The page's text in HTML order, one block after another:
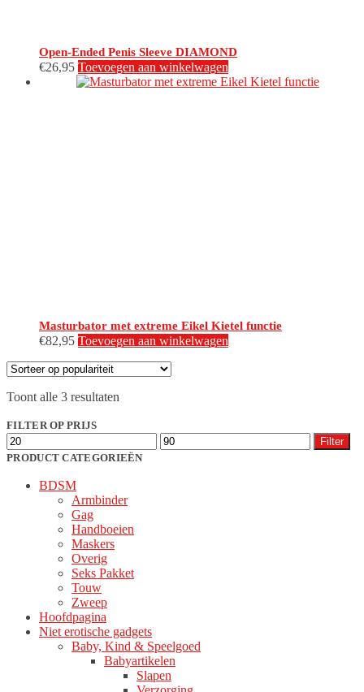
Open-Ended Penis Sleeve DIAMOND
€26,95 Toevoegen aan winkelwagen
Masturbator met extreme Eikel Kietel functie
€82,95 Toevoegen aan winkelwagen
Toont alle 3 resultaten
FILTER OP PRIJS
Min.
prijs
Max.
prijs
Filter
PRODUCT CATEGORIEËN
BDSM
Armbinder
Gag
Handboeien
Maskers
Overig
Seks Pakket
Touw
Zweep
Hoofdpagina
Niet erotische gadgets
Baby, Kind & Speelgoed
Babyartikelen
Slapen